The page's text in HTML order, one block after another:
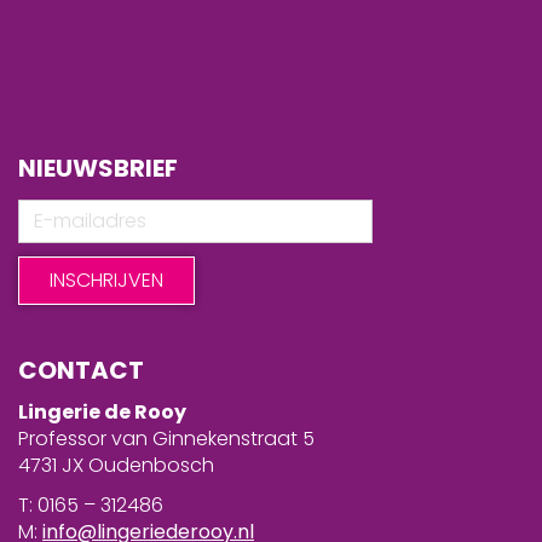
NIEUWSBRIEF
CONTACT
Lingerie de Rooy
Professor van Ginnekenstraat 5
4731 JX Oudenbosch
T: 0165 – 312486
M: info@lingeriederooy.nl